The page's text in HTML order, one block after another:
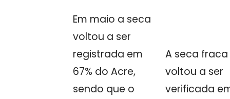
Em maio a seca
voltou a ser
registrada em
67% do Acre,
sendo que o
A seca fraca
voltou a ser
verificada